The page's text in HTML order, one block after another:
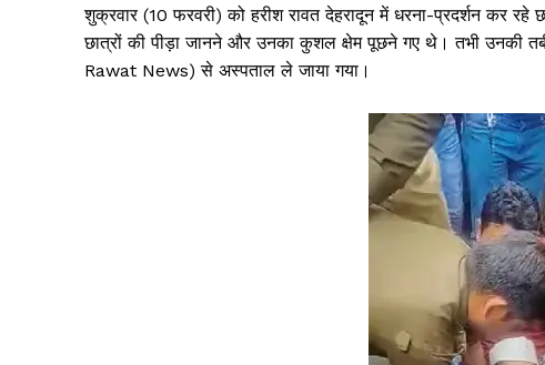
News
Magazine
शुक्रवार (10 फरवरी) को हरीश रावत देहरादून में धरना-प्रदर्शन कर रहे
छात्रों की पीड़ा जानने और उनका कुशल क्षेम पूछने गए थे। तभी उनकी
Rawat News) से अस्पताल ले जाया गया।